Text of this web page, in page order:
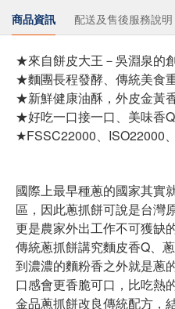
商品資訊 配送及售後服務說明
★來自餅皮大王－吳淵泉的
★麵團長程發酵、傳統美食
★新鮮健康油酥，外皮金黃
★好吃一口接一口、美味香
★FSSC22000、ISO22000
國際上最早種蔥的國家其實
區，因此蔥抓餅可說是台灣
更是農家外出工作不可獲缺
傳統蔥抓餅講究麵皮香Q、
到濃濃的麵粉香之外就是蔥
口感會更香脆可口，比吃熱
金品蔥抓餅改良傳統配方，